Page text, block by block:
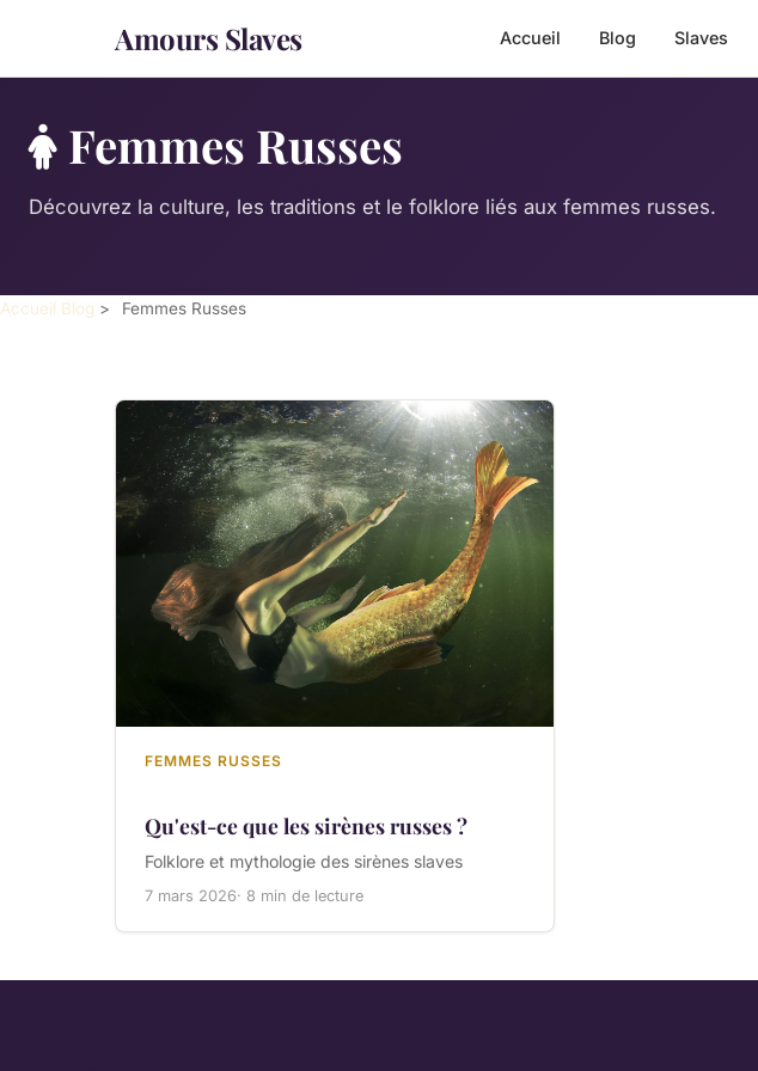
Amours Slaves Accueil Blog Slaves
Femmes Russes
Découvrez la culture, les traditions et le folklore liés aux femmes russes.
Accueil Blog > Femmes Russes
FEMMES RUSSES
Qu'est-ce que les sirènes russes ?
Folklore et mythologie des sirènes slaves
7 mars 2026· 8 min de lecture